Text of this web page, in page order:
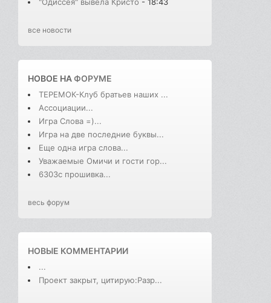
все новости
НОВОЕ НАФОРУМЕ
ТЕРЕМОК-Клуб братьев наших ...
Ассоциации...
Игра Слова =)...
Игра на две последние буквы...
Еще одна игра слова...
Уважаемые Омичи и гости гор...
6303с прошивка...
весь форум
НОВЫЕ КОММЕНТАРИИ
...
Проект закрыт, цитирую:Разр...